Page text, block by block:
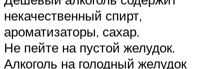
некачественный спирт,
ароматизаторы, сахар.
Не пейте на пустой желудок.
Алкоголь на голодный желудок